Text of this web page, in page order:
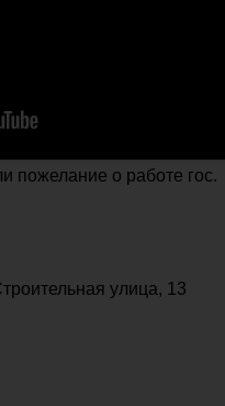
пожелание о работе гос.
улица, 13